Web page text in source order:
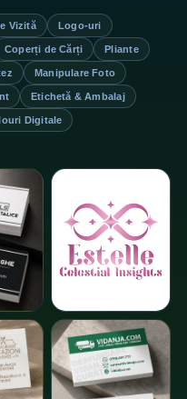
Vizită Logo-uri
Coperți de Cărți Pliante
Manipulare Foto
Etichetă & Ambalaj
Digitale